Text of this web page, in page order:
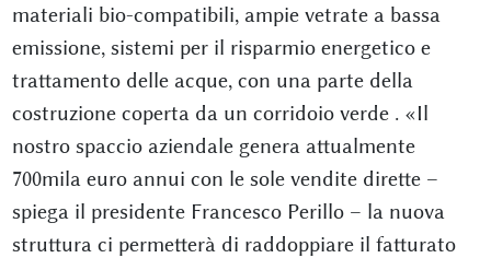
materiali bio-compatibili, ampie vetrate a bassa
emissione, sistemi per il risparmio energetico e
trattamento delle acque, con una parte della
costruzione coperta da un corridoio verde . «Il
nostro spaccio aziendale genera attualmente
700mila euro annui con le sole vendite dirette –
spiega il presidente Francesco Perillo – la nuova
struttura ci permetterà di raddoppiare il fatturato